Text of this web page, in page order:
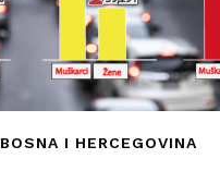
BOSNA I HERCEGOVINA